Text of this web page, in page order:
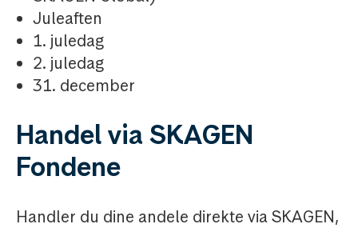
Juleaften
1. juledag
2. juledag
31. december
Handel via SKAGEN
Fondene
Handler du dine andele direkte via SKAGEN,